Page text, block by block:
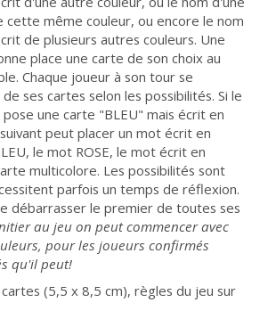
cette même couleur, ou encore le nom
de plusieurs autres couleurs. Une
place une carte de son choix au
Chaque joueur à son tour se
ses cartes selon les possibilités. Si le
une carte "BLEU" mais écrit en
peut placer un mot écrit en
le mot ROSE, le mot écrit en
multicolore. Les possibilités sont
parfois un temps de réflexion.
débarrasser le premier de toutes ses
au jeu on peut commencer avec
pour les joueurs confirmés
qu'il peut!
(5,5 x 8,5 cm), règles du jeu sur